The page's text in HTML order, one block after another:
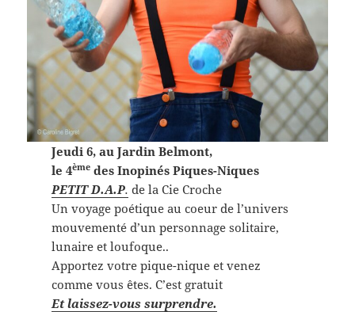
Jeudi 6, au Jardin Belmont,
le 4èmedes Inopinés Piques-Niques
PETIT D.A.P. de la Cie Croche
Un voyage poétique au coeur de l’univers
mouvementé d’un personnage solitaire,
lunaire et loufoque..
Apportez votre pique-nique et venez
comme vous êtes. C’est gratuit
Et laissez-vous surprendre.